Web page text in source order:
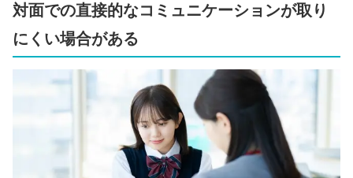
対面での直接的なコミュニケーションが取り
にくい場合がある